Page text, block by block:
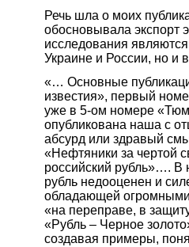
Речь шла о моих
обосновывала экспорт
исследования
Украине и России, но и
«… Основные
известия», первый
уже в 5-ом номере
опубликована наша с
абсурд или здравый
«Нефтяники за чертой
российский рубль»…. В
рубль недооценен и
обладающей огромными
«на переправе, в
«Рубль – Черное
создавая примеры,